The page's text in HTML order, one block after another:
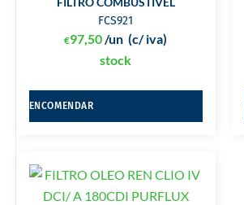
FCS921
€97,50 (c/ iva)
/un
stock
ENCOMENDAR